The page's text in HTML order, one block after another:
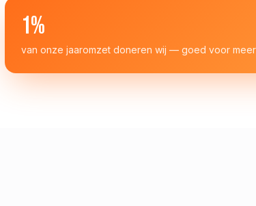
1%
van onze jaaromzet doneren wij — goed voor